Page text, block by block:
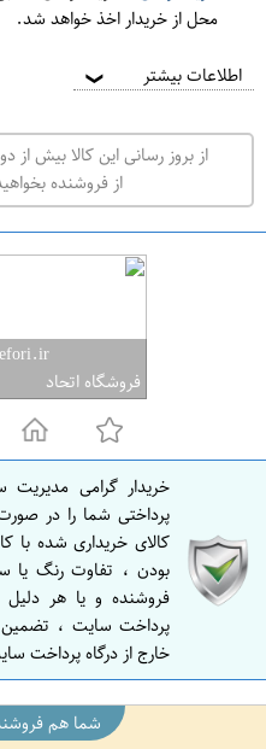
محل از خریدار اخذ خواهد شد.
اطلاعات بیشتر ❯
از بروز رسانی این کالا بیش
از فروشنده
فروشگاه اتحاد
خریدار گرامی مدیریت
پرداختی شما را در
کالای خریداری شده با
بودن ، تفاوت رنگ یا
فروشنده و یا هر
پرداخت سایت ، تضمین
خارج از درگاه پرداخت
شما هم